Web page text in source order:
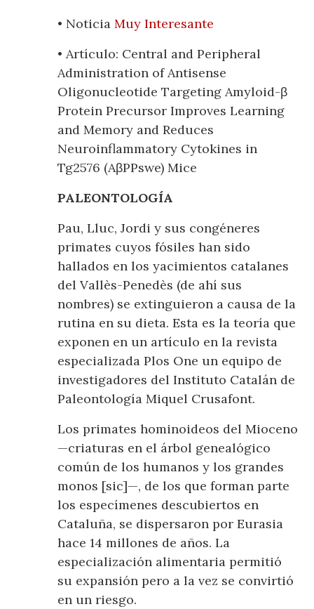
• NoticiaMuy Interesante
• Artículo: Central and Peripheral
Administration of Antisense
Oligonucleotide Targeting Amyloid-β
Protein Precursor Improves Learning
and Memory and Reduces
Neuroinflammatory Cytokines in
Tg2576 (AβPPswe) Mice
PALEONTOLOGÍA
Pau, Lluc, Jordi y sus congéneres
primates cuyos fósiles han sido
hallados en los yacimientos catalanes
del Vallès-Penedès (de ahí sus
nombres) se extinguieron a causa de la
rutina en su dieta. Esta es la teoría que
exponen en un artículo en la revista
especializada Plos One un equipo de
investigadores del Instituto Catalán de
Paleontología Miquel Crusafont.
Los primates hominoideos del Mioceno
—criaturas en el árbol genealógico
común de los humanos y los grandes
monos [sic]—, de los que forman parte
los especímenes descubiertos en
Cataluña, se dispersaron por Eurasia
hace 14 millones de años. La
especialización alimentaria permitió
su expansión pero a la vez se convirtió
en un riesgo.